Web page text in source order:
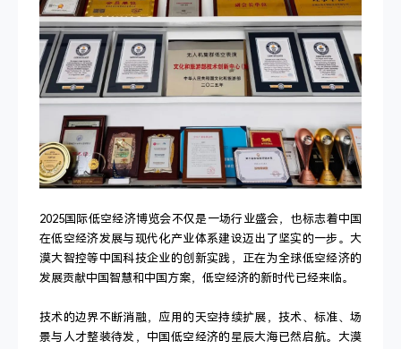
2025国际低空经济博览会不仅是一场行业盛会，也标志着中国
在低空经济发展与现代化产业体系建设迈出了坚实的一步。大
漠大智控等中国科技企业的创新实践，正在为全球低空经济的
发展贡献中国智慧和中国方案，低空经济的新时代已经来临。
技术的边界不断消融，应用的天空持续扩展，技术、标准、场
景与人才整装待发，中国低空经济的星辰大海已然启航。大漠